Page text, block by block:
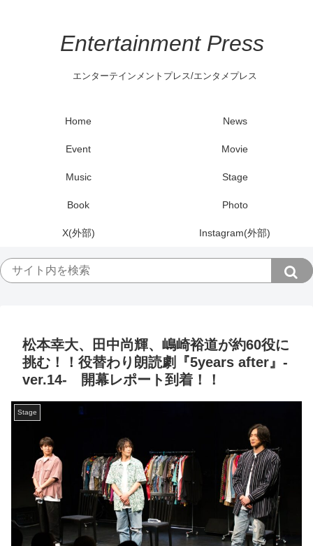
Entertainment Press
エンターテインメントプレス/エンタメプレス
Home News
Event Movie
Music Stage
Book Photo
X(外部) Instagram(外部)
松本幸大、田中尚輝、嶋崎裕道が約60役に
挑む！！役替わり朗読劇『5years after』-
ver.14- 開幕レポート到着！！
Stage